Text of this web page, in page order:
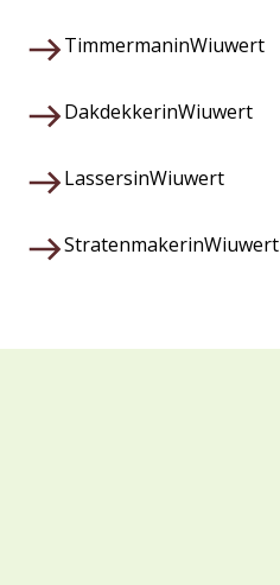
TimmermaninWiuwert
DakdekkerinWiuwert
LassersinWiuwert
StratenmakerinWiuwert